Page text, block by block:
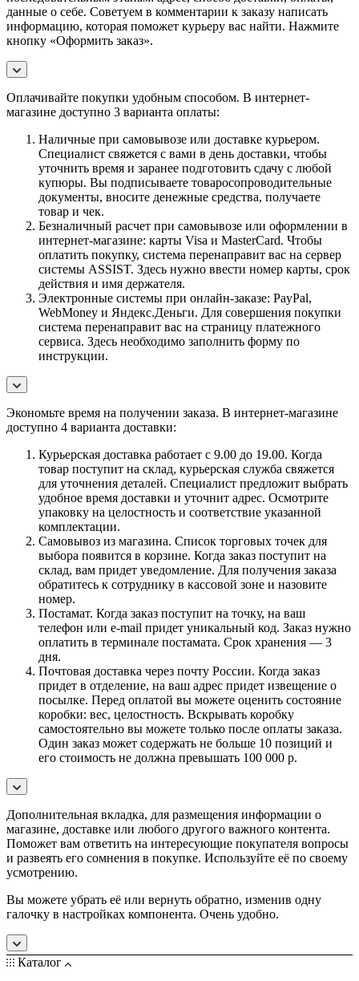
данные о себе. Советуем в комментарии к заказу написать
информацию, которая поможет курьеру вас найти. Нажмите
кнопку «Оформить заказ».
Оплачивайте покупки удобным способом. В интернет-
магазине доступно 3 варианта оплаты:
Наличные при самовывозе или доставке курьером.
Специалист свяжется с вами в день доставки, чтобы
уточнить время и заранее подготовить сдачу с любой
купюры. Вы подписываете товаросопроводительные
документы, вносите денежные средства, получаете
товар и чек.
Безналичный расчет при самовывозе или оформлении в
интернет-магазине: карты Visa и MasterCard. Чтобы
оплатить покупку, система перенаправит вас на сервер
системы ASSIST. Здесь нужно ввести номер карты, срок
действия и имя держателя.
Электронные системы при онлайн-заказе: PayPal,
WebMoney и Яндекс.Деньги. Для совершения покупки
система перенаправит вас на страницу платежного
сервиса. Здесь необходимо заполнить форму по
инструкции.
Экономьте время на получении заказа. В интернет-магазине
доступно 4 варианта доставки:
Курьерская доставка работает с 9.00 до 19.00. Когда
товар поступит на склад, курьерская служба свяжется
для уточнения деталей. Специалист предложит выбрать
удобное время доставки и уточнит адрес. Осмотрите
упаковку на целостность и соответствие указанной
комплектации.
Самовывоз из магазина. Список торговых точек для
выбора появится в корзине. Когда заказ поступит на
склад, вам придет уведомление. Для получения заказа
обратитесь к сотруднику в кассовой зоне и назовите
номер.
Постамат. Когда заказ поступит на точку, на ваш
телефон или e-mail придет уникальный код. Заказ нужно
оплатить в терминале постамата. Срок хранения — 3
дня.
Почтовая доставка через почту России. Когда заказ
придет в отделение, на ваш адрес придет извещение о
посылке. Перед оплатой вы можете оценить состояние
коробки: вес, целостность. Вскрывать коробку
самостоятельно вы можете только после оплаты заказа.
Один заказ может содержать не больше 10 позиций и
его стоимость не должна превышать 100 000 р.
Дополнительная вкладка, для размещения информации о
магазине, доставке или любого другого важного контента.
Поможет вам ответить на интересующие покупателя вопросы
и развеять его сомнения в покупке. Используйте её по своему
усмотрению.
Вы можете убрать её или вернуть обратно, изменив одну
галочку в настройках компонента. Очень удобно.
Каталог